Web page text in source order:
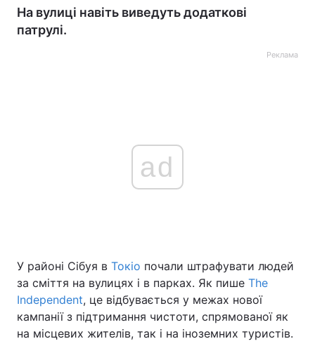
На вулиці навіть виведуть додаткові
патрулі.
Реклама
ad
У районі Сібуя в Токіо почали штрафувати людей
за сміття на вулицях і в парках. Як пише The
Independent, це відбувається у межах нової
кампанії з підтримання чистоти, спрямованої як
на місцевих жителів, так і на іноземних туристів.